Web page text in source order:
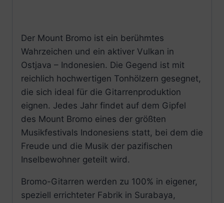
Der Mount Bromo ist ein berühmtes
Wahrzeichen und ein aktiver Vulkan in
Ostjava – Indonesien. Die Gegend ist mit
reichlich hochwertigen Tonhölzern gesegnet,
die sich ideal für die Gitarrenproduktion
eignen. Jedes Jahr findet auf dem Gipfel
des Mount Bromo eines der größten
Musikfestivals Indonesiens statt, bei dem die
Freude und die Musik der pazifischen
Inselbewohner geteilt wird.
Bromo-Gitarren werden zu 100% in eigener,
speziell errichteter Fabrik in Surabaya,